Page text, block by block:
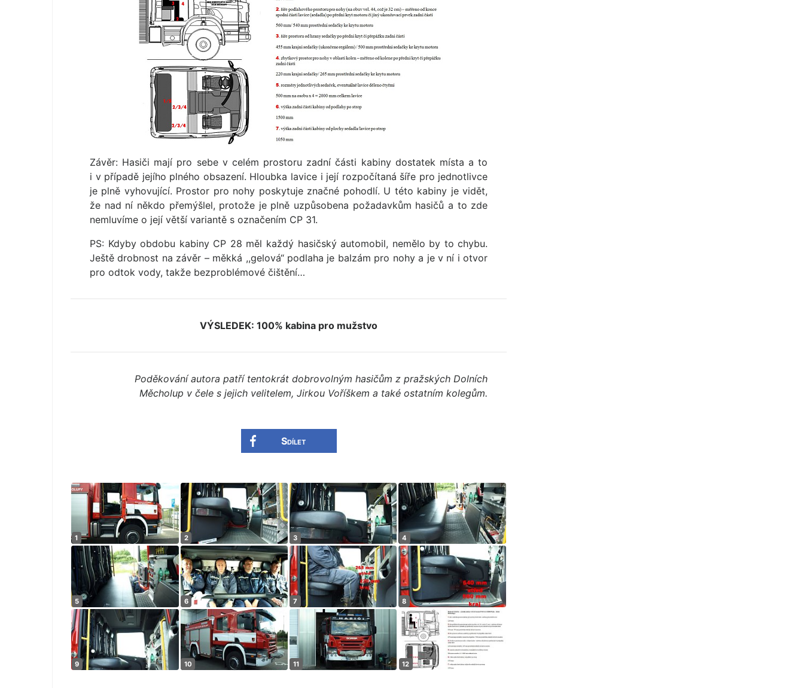
Závěr: Hasiči mají pro sebe v celém prostoru zadní části kabiny dostatek místa a to
i v případě jejího plného obsazení. Hloubka lavice i její rozpočítaná šíře pro jednotlivce
je plně vyhovující. Prostor pro nohy poskytuje značné pohodlí. U této kabiny je vidět,
že nad ní někdo přemýšlel, protože je plně uzpůsobena požadavkům hasičů a to zde
nemluvíme o její větší variantě s označením CP 31.
PS: Kdyby obdobu kabiny CP 28 měl každý hasičský automobil, nemělo by to chybu.
Ještě drobnost na závěr – měkká ,,gelová“ podlaha je balzám pro nohy a je v ní i otvor
pro odtok vody, takže bezproblémové čištění…
VÝSLEDEK: 100% kabina pro mužstvo
Poděkování autora patří tentokrát dobrovolným hasičům z pražských Dolních
Měcholup v čele s jejich velitelem, Jirkou Voříškem a také ostatním kolegům.
Sdílet